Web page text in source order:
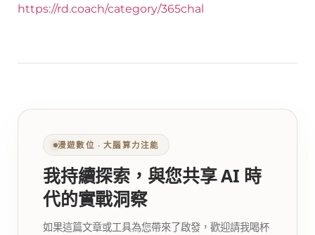
https://rd.coach/category/365chal
漫遊數位 ‧ 大腦算力注能
我持續探索，與您共享 AI 時
代的實戰洞察
如果這篇文章或工具為您帶來了啟發，歡迎請我喝杯